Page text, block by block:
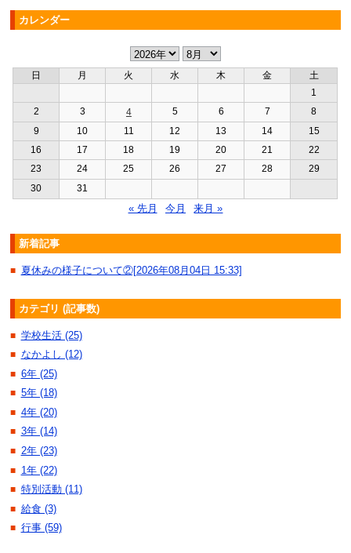
カレンダー
日 月 火 水 木 金
土
1
2
3 4 5 6 7
8
9
10 11 12 13 14
15
16
17 18 19 20 21
22
23
24 25 26 27 28
29
30
31
« 先月 今月 来月 »
新着記事
■ 夏休みの様子について②[2026年08月04日 15:33]
カテゴリ (記事数)
■ 学校生活 (25)
■ なかよし (12)
■ 6年 (25)
■ 5年 (18)
■ 4年 (20)
■ 3年 (14)
■ 2年 (23)
■ 1年 (22)
■ 特別活動 (11)
■ 給食 (3)
■ 行事 (59)